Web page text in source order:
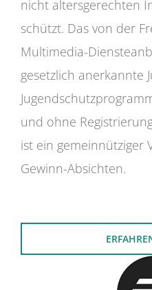
nicht altersgerechten
schützt. Das von der
Multimedia-
gesetzlich anerkannte
und ohne
ist ein gemeinnütziger
Gewinn-Absichten.